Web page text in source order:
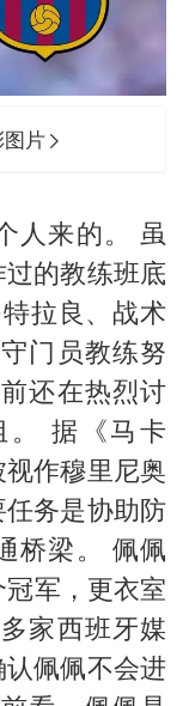
片
人来的。 虽
的教练班底
拉良、战术
门员教练努
还在热烈讨
。 据《马卡
作穆里尼奥
务是协助防
桥梁。 佩佩
军，更衣室
家西班牙媒
佩佩不会进